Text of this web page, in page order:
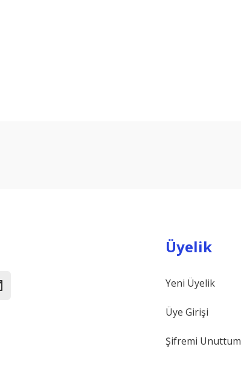
Üyelik
Yeni Üyelik
Üye Girişi
Şifremi Unuttum